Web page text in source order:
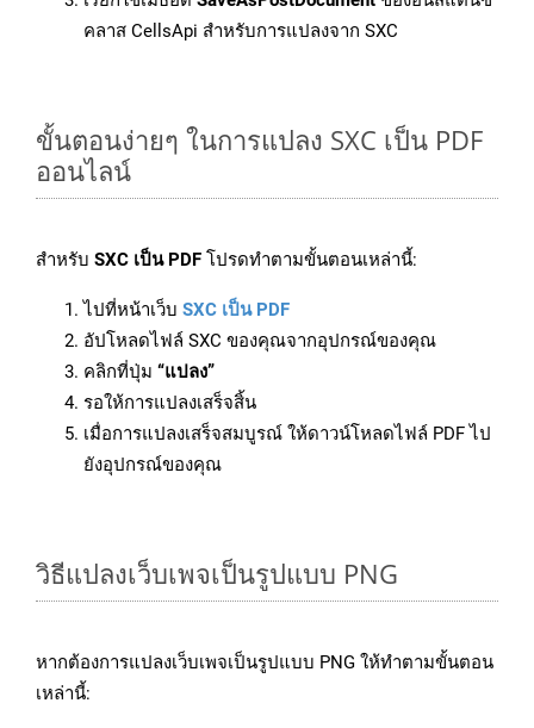
คลาส CellsApi สำหรับการแปลงจาก SXC
ขั้นตอนง่ายๆ ในการแปลง SXC เป็น PDF
ออนไลน์
สำหรับ SXC เป็น PDF โปรดทำตามขั้นตอนเหล่านี้:
ไปที่หน้าเว็บ SXC เป็น PDF
อัปโหลดไฟล์ SXC ของคุณจากอุปกรณ์ของคุณ
คลิกที่ปุ่ม “แปลง”
รอให้การแปลงเสร็จสิ้น
เมื่อการแปลงเสร็จสมบูรณ์ ให้ดาวน์โหลดไฟล์ PDF ไป
ยังอุปกรณ์ของคุณ
วิธีแปลงเว็บเพจเป็นรูปแบบ PNG
หากต้องการแปลงเว็บเพจเป็นรูปแบบ PNG ให้ทำตามขั้นตอน
เหล่านี้: